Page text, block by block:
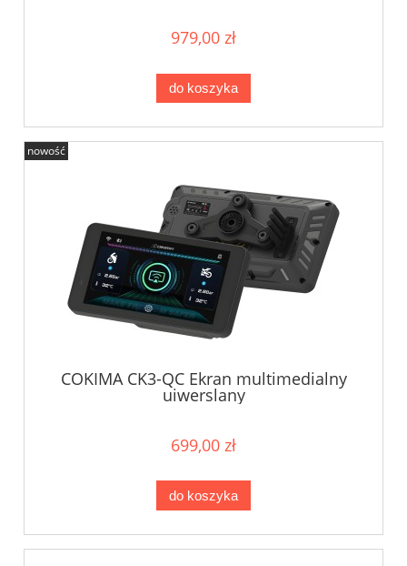
979,00 zł
do koszyka
COKIMA CK3-QC Ekran multimedialny
uiwerslany
699,00 zł
do koszyka
nowość